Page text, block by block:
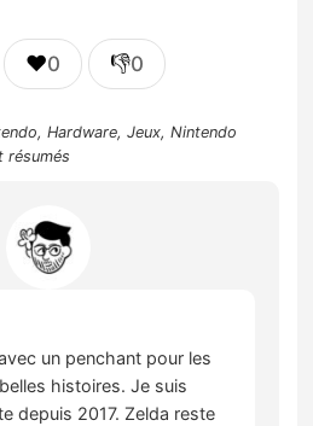
❤️0 👎0
,Hardware,Jeux,Nintendo
résumés
un penchant pour les
histoires. Je suis
depuis 2017. Zelda reste